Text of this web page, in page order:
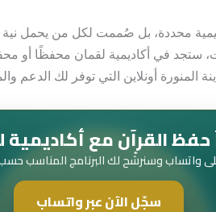
محددة، بل صُممت لكل من يحمل
ستجد في أكاديمية لقمان محفظًا
أونلاين التي توفر لك الدعم
حفظ القرآن مع
واتساب وسنرشّح لك البرنامج المناسب
سجّل الآن عبر واتساب